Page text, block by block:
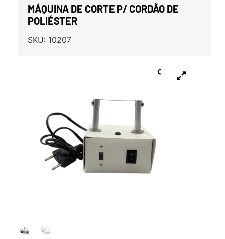
MÁQUINA DE CORTE P/ CORDÃO DE
POLIÉSTER
SKU: 10207